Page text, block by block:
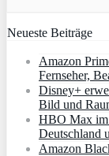
Neueste Beiträge
Amazon
Fernseher,
Disney+
Bild und
HBO Max im
Deutschland
Amazon